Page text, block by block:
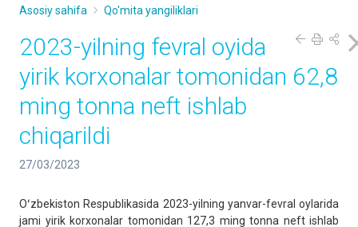
Asosiy sahifa Qo'mita yangiliklari
2023-yilning fevral oyida
yirik korxonalar tomonidan 62,8
ming tonna neft ishlab
chiqarildi
27/03/2023
Oʻzbekiston Respublikasida 2023-yilning yanvar-fevral oylarida
jami yirik korxonalar tomonidan 127,3 ming tonna neft ishlab